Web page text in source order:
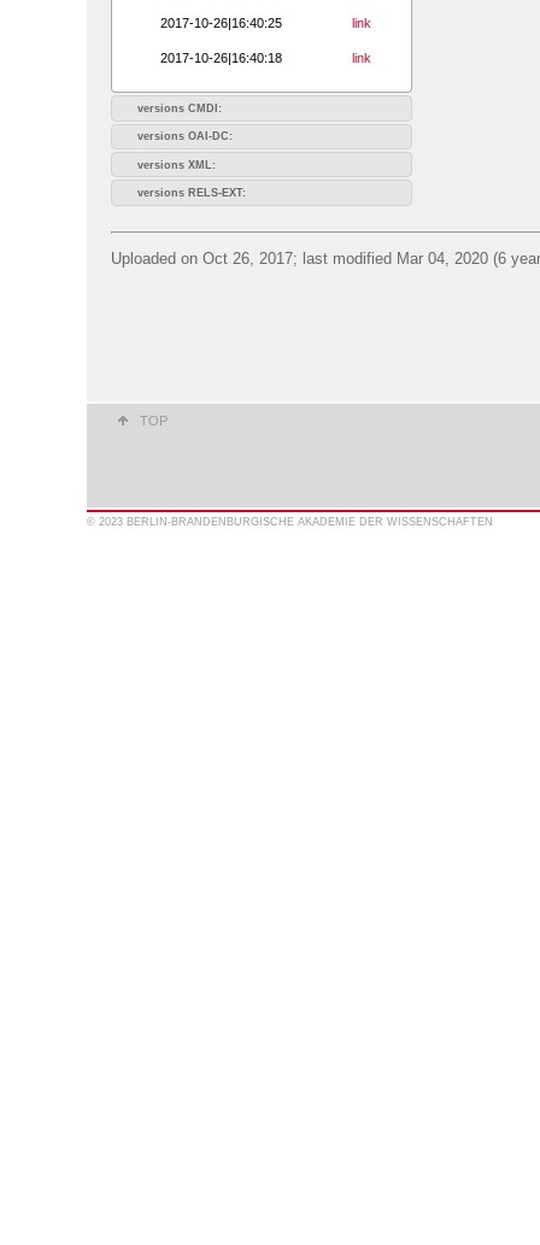
2017-10-26|16:40:25 link
2017-10-26|16:40:18 link
versions CMDI:
versions OAI-DC:
versions XML:
versions RELS-EXT:
Uploaded on Oct 26, 2017; last modified Mar 04, 2020 (6
TOP
© 2023 BERLIN-BRANDENBURGISCHE AKADEMIE DER WISSENSCHAFTEN